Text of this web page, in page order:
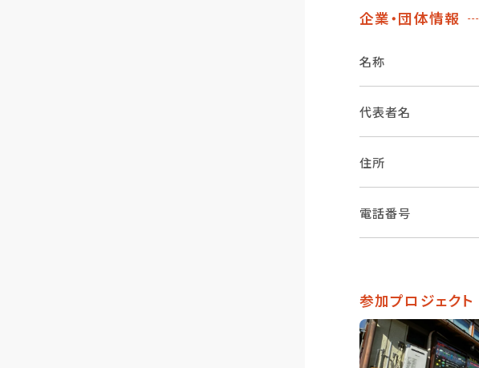
企業・団体情報
名称
代表者名
住所
電話番号
参加プロジェクト